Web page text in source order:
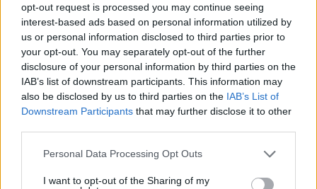
opt-out request is processed you may continue seeing
interest-based ads based on personal information utilized by
us or personal information disclosed to third parties prior to
your opt-out. You may separately opt-out of the further
disclosure of your personal information by third parties on the
IAB’s list of downstream participants. This information may
also be disclosed by us to third parties on the IAB’s List of
Downstream Participants that may further disclose it to other
Please note that this website/app uses one or more Google
not limited to your visit or usage behaviour. You may click to
Personal Data Processing Opt Outs
I want to opt-out of the Sharing of my
Cut The Rope Northern Heights Candy
ΔΕΙΤΕ ΟΛΑ ΤΑ GAMES
Best of Network